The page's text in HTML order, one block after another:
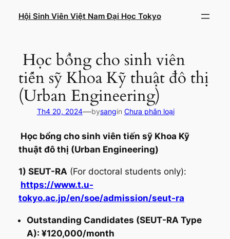
Hội Sinh Viên Việt Nam Đại Học Tokyo
Học bổng cho sinh viên
tiến sỹ Khoa Kỹ thuật đô thị
(Urban Engineering)
Th4 20, 2024—bysangin Chưa phân loại
Học bổng cho sinh viên tiến sỹ Khoa Kỹ
thuật đô thị (Urban Engineering)
1) SEUT-RA(For doctoral students only):
https://www.t.u-
tokyo.ac.jp/en/soe/admission/seut-ra
Outstanding Candidates (SEUT-RA Type
A): ¥120,000/month